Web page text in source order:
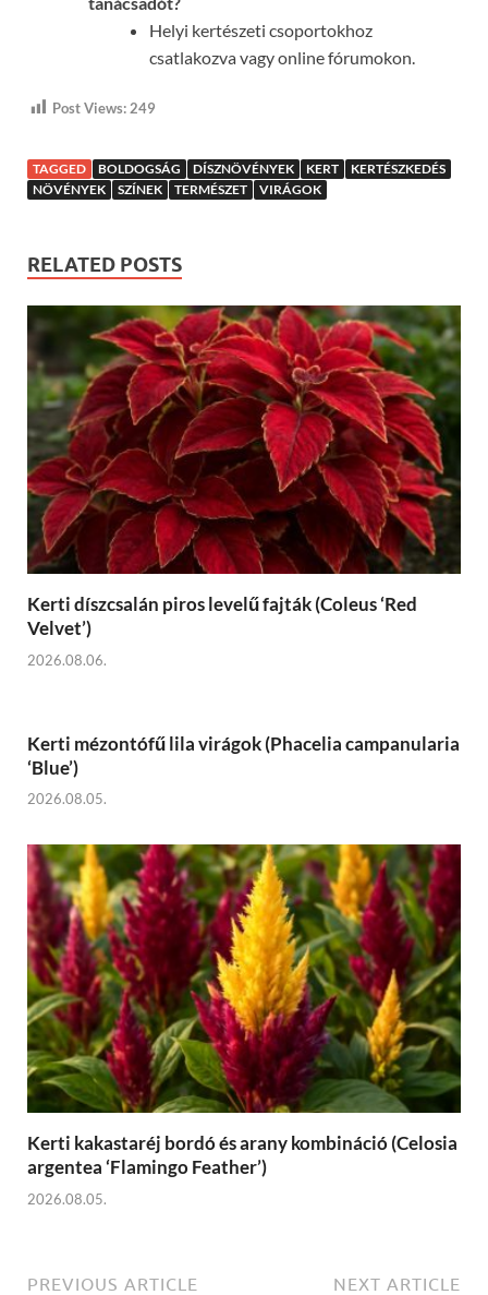
Helyi kertészeti csoportokhoz
csatlakozva vagy online fórumokon.
Post Views: 249
TAGGED BOLDOGSÁG DÍSZNÖVÉNYEK KERT
KERTÉSZKEDÉS
NÖVÉNYEK
SZÍNEK TERMÉSZET VIRÁGOK
RELATED POSTS
Kerti díszcsalán piros levelű fajták (Coleus ‘Red
Velvet’)
2026.08.06.
Kerti mézontófű lila virágok (Phacelia campanularia
‘Blue’)
2026.08.05.
Kerti kakastaréj bordó és arany kombináció (Celosia
argentea ‘Flamingo Feather’)
2026.08.05.
PREVIOUS ARTICLE NEXT ARTICLE